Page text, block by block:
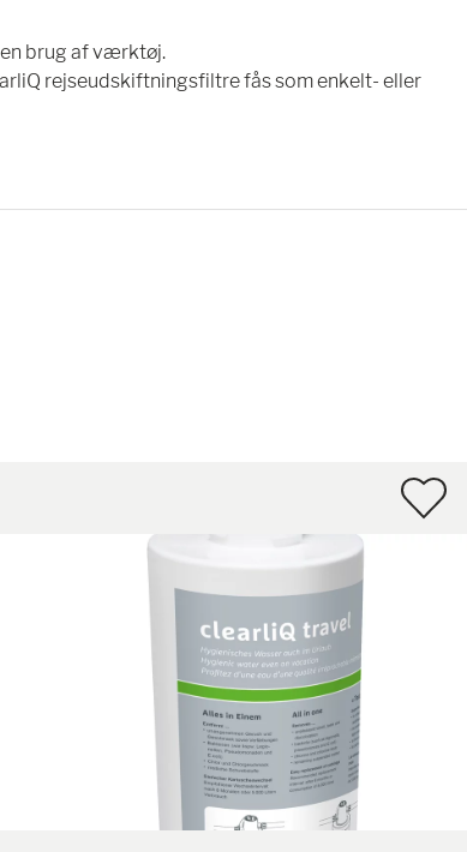
brug af værktøj.
rejseudskiftningsfiltre fås som enkelt- eller